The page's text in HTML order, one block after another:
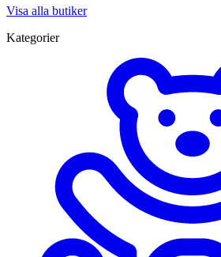
Visa alla butiker
Kategorier